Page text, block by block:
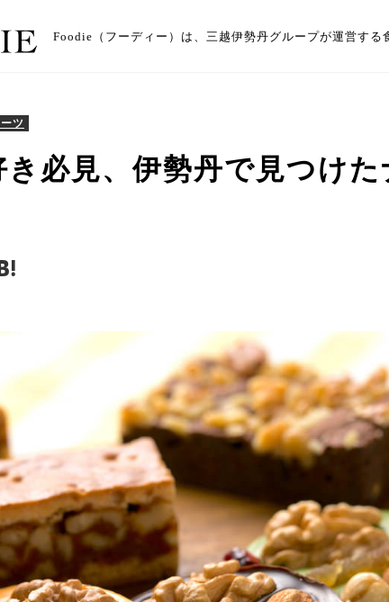
Foodie（フーディー）は、三越伊勢丹グループが運営する
ツ
必見、伊勢丹で見つけ